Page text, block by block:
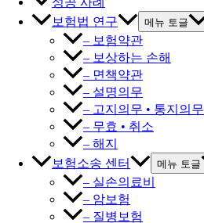
보험법 연구
메뉴 토글
– 보험약관
– 보상하는 손해
– 면책약관
– 설명의무
– 고지의무 • 통지의무
– 무효 • 취소
– 해지
보험소송 센터
메뉴 토글
– 실손의료비
– 암보험
– 질병보험